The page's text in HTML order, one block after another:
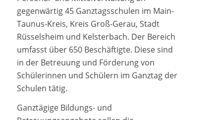
gegenwärtig 45 Ganztagsschulen im Main-
Taunus-Kreis, Kreis Groß-Gerau, Stadt
Rüsselsheim und Kelsterbach. Der Bereich
umfasst über 650 Beschäftigte. Diese sind
in der Betreuung und Förderung von
Schülerinnen und Schülern im Ganztag der
Schulen tätig.
Ganztägige Bildungs- und